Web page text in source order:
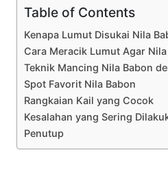
Table of Contents
Kenapa Lumut Disukai Nila
Cara Meracik Lumut Agar
Teknik Mancing Nila Babon
Spot Favorit Nila Babon
Rangkaian Kail yang Cocok
Kesalahan yang Sering
Penutup